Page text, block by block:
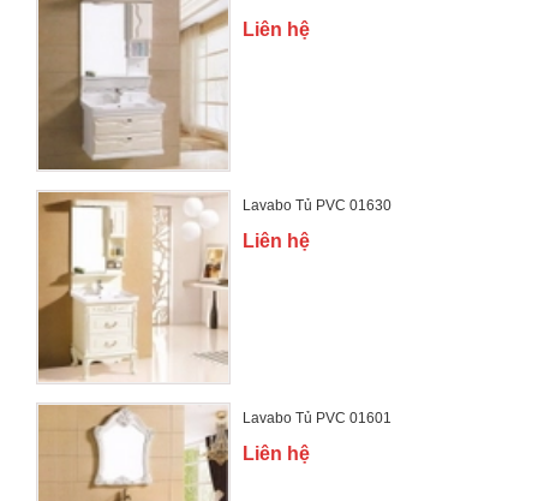
Liên hệ
Lavabo Tủ PVC 01630
Liên hệ
Lavabo Tủ PVC 01601
Liên hệ